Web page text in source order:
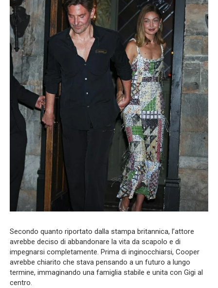
Secondo quanto riportato dalla stampa britannica, l’attore
avrebbe deciso di abbandonare la vita da scapolo e di
impegnarsi completamente. Prima di inginocchiarsi, Cooper
avrebbe chiarito che stava pensando a un futuro a lungo
termine, immaginando una famiglia stabile e unita con Gigi al
centro.